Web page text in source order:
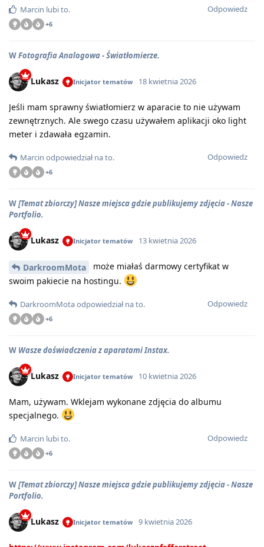
Odpowiedz
Marcin lubi to.
+6
WFotografia Analogowa - Światłomierze.
Lukasz Inicjator tematów 18 kwietnia 2026
Jeśli mam sprawny światłomierz w aparacie to nie używam
zewnętrznych. Ale swego czasu używałem aplikacji oko light
meter i zdawała egzamin.
Odpowiedz
Marcin odpowiedział na to.
+6
W[Temat zbiorczy] Nasze miejsca gdzie publikujemy zdjęcia - Nasze
Portfolio.
Lukasz Inicjator tematów 13 kwietnia 2026
DarkroomMota
może miałaś darmowy certyfikat w
swoim pakiecie na hostingu.
Odpowiedz
DarkroomMotaodpowiedział na to.
+6
W Wasze doświadczenia z aparatami Instax.
Lukasz Inicjator tematów 10 kwietnia 2026
Mam, używam. Wklejam wykonane zdjęcia do albumu
specjalnego.
Odpowiedz
Marcin lubi to.
+6
W[Temat zbiorczy] Nasze miejsca gdzie publikujemy zdjęcia - Nasze
Portfolio.
Lukasz Inicjator tematów 9 kwietnia 2026